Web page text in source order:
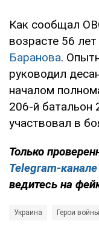
Как сообщал
возрасте 56 лет
Баранова.
руководил
началом
206-й батальон
участвовал в
Только
Telegram-канале
ведитесь на
Украина Герои